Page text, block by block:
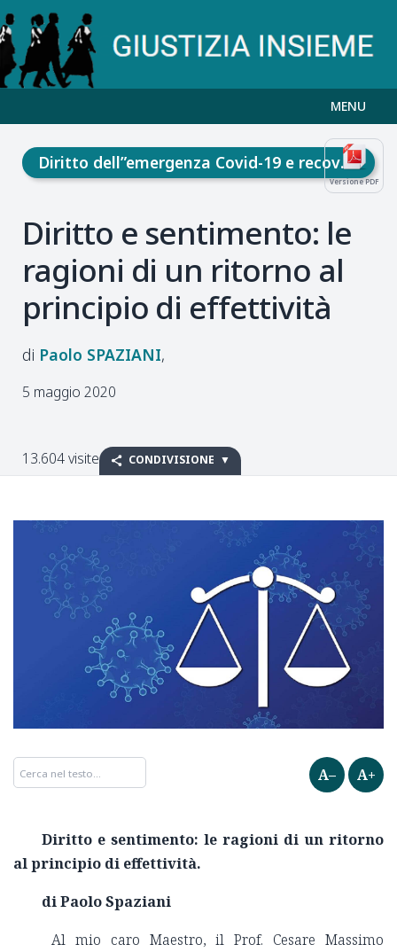
MENU
Versione PDF
Diritto dell”emergenza Covid-19 e recovery fund
Diritto e sentimento: le
ragioni di un ritorno al
principio di effettività
Paolo SPAZIANI
5 maggio 2020
13.604 visite CONDIVISIONE
A– A+
Diritto e sentimento: le ragioni di un ritorno
al principio di effettività.
di Paolo Spaziani
Al mio caro Maestro, il Prof. Cesare Massimo